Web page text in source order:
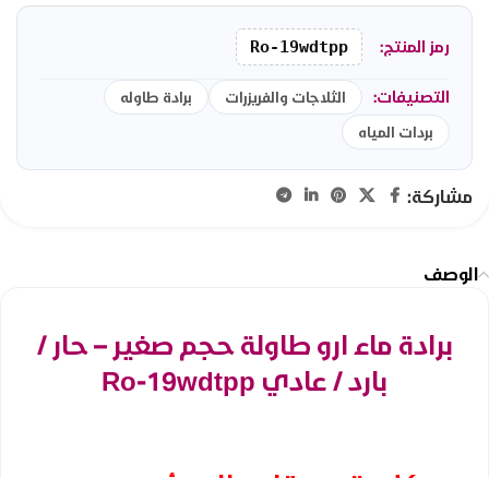
رمز المنتج: Ro-19wdtpp
التصنيفات: الثلاجات والفريزرات
برادة طاوله
بردات المياه
مشاركة:
الوصف
برادة ماء ارو طاولة حجم صغير – حار /
بارد / عادي Ro-19wdtpp